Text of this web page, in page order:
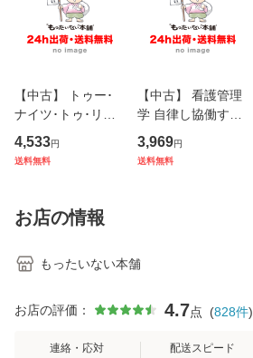
【中古】 トゥー･
ナイツ･トゥ･リメ
ンバー / フェア・
ウォーニング / [C
4,533円
送料無料
【中古】 看護管理
学 自律し協働する
専門職の看護マネ
ジメントスキル 改
3,969円
送料無料
お店の情報
もったいない本舗
お店の評価： 4.7点 (828件)
連絡・応対 配送スピード